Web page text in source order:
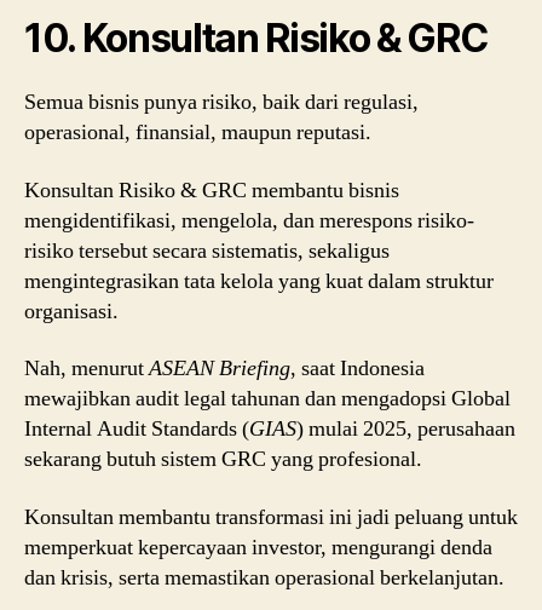
10. Konsultan Risiko & GRC
Semua bisnis punya risiko, baik dari regulasi,
operasional, finansial, maupun reputasi.
Konsultan Risiko & GRC membantu bisnis
mengidentifikasi, mengelola, dan merespons risiko-
risiko tersebut secara sistematis, sekaligus
mengintegrasikan tata kelola yang kuat dalam struktur
organisasi.
Nah, menurutASEAN Briefing, saat Indonesia
mewajibkan audit legal tahunan dan mengadopsi Global
Internal Audit Standards (GIAS) mulai 2025, perusahaan
sekarang butuh sistem GRC yang profesional.
Konsultan membantu transformasi ini jadi peluang untuk
memperkuat kepercayaan investor, mengurangi denda
dan krisis, serta memastikan operasional berkelanjutan.